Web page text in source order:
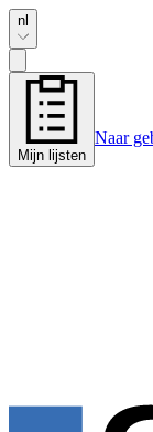
nl
Mijn lijsten
Naar